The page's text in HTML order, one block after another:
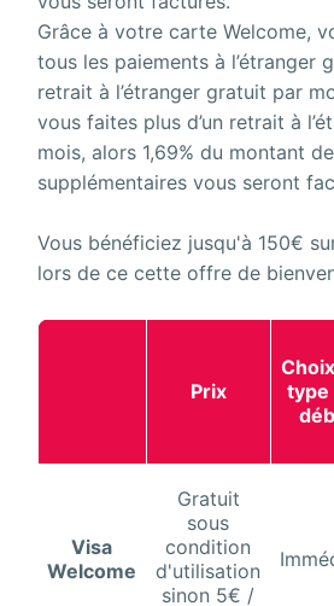
Grâce à votre carte Welcome,
tous les paiements à l’étranger
retrait à l’étranger gratuit par
vous faites plus d’un retrait à
mois, alors 1,69% du montant
supplémentaires vous seront
Vous bénéficiez jusqu'à 150€
lors de ce cette offre de
Prix
type
Visa
Welcome
Gratuit
sous
condition
d'utilisation
sinon 5€ /